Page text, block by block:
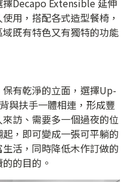
Decapo Extensible 延伸
用，搭配各式造型餐椅，
既有特色又有獨特的功能
有乾淨的立面，選擇Up-
與扶手一體相連，形成豐
訪、需要多一個過夜的位
，即可變成一張可平躺的
活，同時降低木作訂做的
的目的。